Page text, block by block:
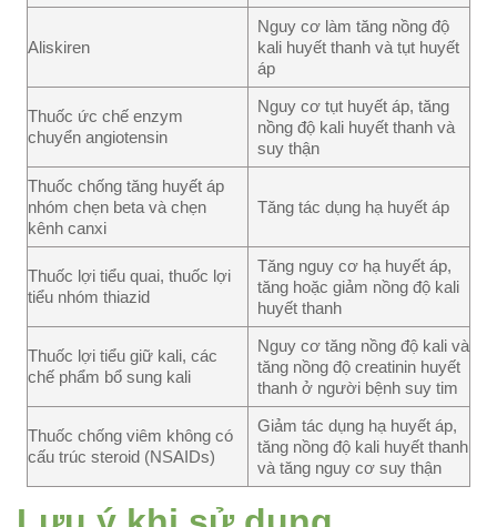
Aliskiren
Nguy cơ làm tăng nồng độ
kali huyết thanh và tụt huyết
áp
Thuốc ức chế enzym
chuyển angiotensin
Nguy cơ tụt huyết áp, tăng
nồng độ kali huyết thanh và
suy thận
Thuốc chống tăng huyết áp
nhóm chẹn beta và chẹn
kênh canxi
Tăng tác dụng hạ huyết áp
Thuốc lợi tiểu quai, thuốc lợi
tiểu nhóm thiazid
Tăng nguy cơ hạ huyết áp,
tăng hoặc giảm nồng độ kali
huyết thanh
Thuốc lợi tiểu giữ kali, các
chế phẩm bổ sung kali
Nguy cơ tăng nồng độ kali và
tăng nồng độ creatinin huyết
thanh ở người bệnh suy tim
Thuốc chống viêm không có
cấu trúc steroid (NSAIDs)
Giảm tác dụng hạ huyết áp,
tăng nồng độ kali huyết thanh
và tăng nguy cơ suy thận